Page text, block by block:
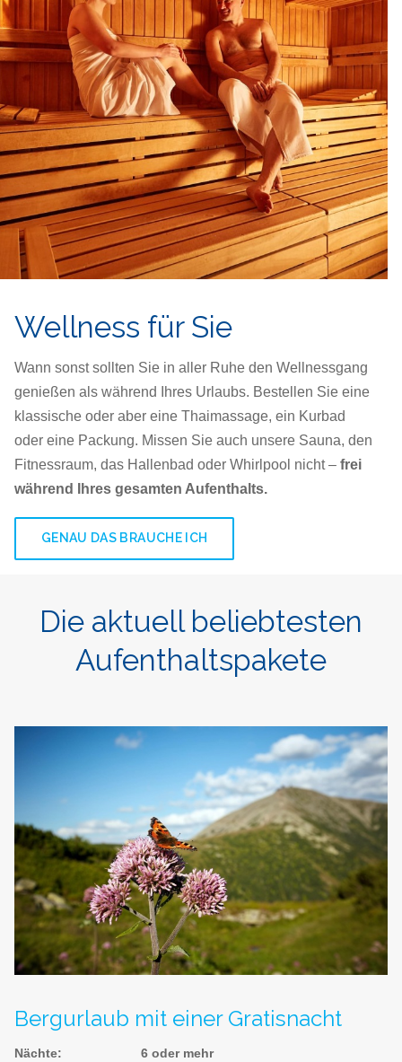
Wellness für Sie
Wann sonst sollten Sie in aller Ruhe den Wellnessgang
genießen als während Ihres Urlaubs. Bestellen Sie eine
klassische oder aber eine Thaimassage, ein Kurbad
oder eine Packung. Missen Sie auch unsere Sauna, den
Fitnessraum, das Hallenbad oder Whirlpool nicht – frei
während Ihres gesamten Aufenthalts.
GENAU DAS BRAUCHE ICH
Die aktuell beliebtesten
Aufenthaltspakete
Bergurlaub mit einer Gratisnacht
Nächte: 6 oder mehr